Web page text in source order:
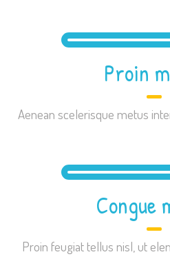
Proin
Aenean scelerisque metus
Congue
Proin feugiat tellus nisl, ut